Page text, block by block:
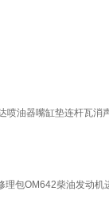
喷油器嘴缸垫连杆瓦
包OM642柴油发动机